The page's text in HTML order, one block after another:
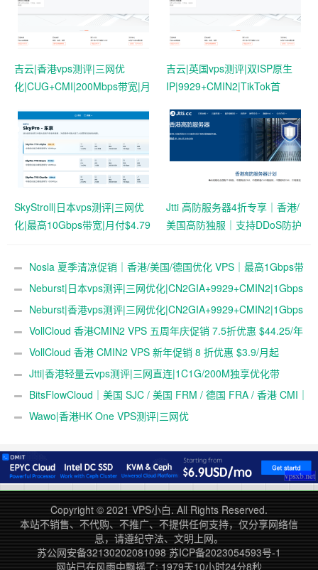
吉云|香港vps测评|三网优
化|CUG+CMI|200Mbps带宽|月
吉云|英国vps测评|双ISP原生
IP|9929+CMIN2|TikTok首
SkyStroll|日本vps测评|三网优
化|最高10Gbps带宽|月付$4.79
Jtti 高防服务器4折专享｜香港/
美国高防独服｜支持DDoS防护
Nosla 夏季清凉促销｜香港/美国/德国优化 VPS｜最高1Gbps带
宽 | 259元/年起
Neburst|日本vps测评|三网优化|CN2GIA+9929+CMIN2|1Gbps
带宽|解锁奈飞&ChatGPT&TikTok
Neburst|香港vps测评|三网优化|CN2GIA+9929+CMIN2|1Gbps
带宽|解锁奈飞&ChatGPT&TikTok
VollCloud 香港CMIN2 VPS 五周年庆促销 7.5折优惠 $44.25/年
起 VollCloud 香港 CMIN2 VPS 新年促销 8 折优惠 $3.9/月起
Jtti|香港轻量云vps测评|三网直连|1C1G/200M独享优化带
宽/800G流量低至$4.3/月
BitsFlowCloud｜美国 SJC / 美国 FRM / 德国 FRA / 香港 CMI｜
新年大促｜年付低至 ¥79/年
Wawo|香港HK One VPS测评|三网优
Copyright © 2021 VPS小白. All Rights Reserved.
本站不销售、不代购、不推广、不提供任何支持，仅分享网络信
息，请遵纪守法、文明上网。
苏公网安备32130202081098 苏ICP备2023054593号-1
网站已在风雨中飘摇了: 1979天10小时24分9秒